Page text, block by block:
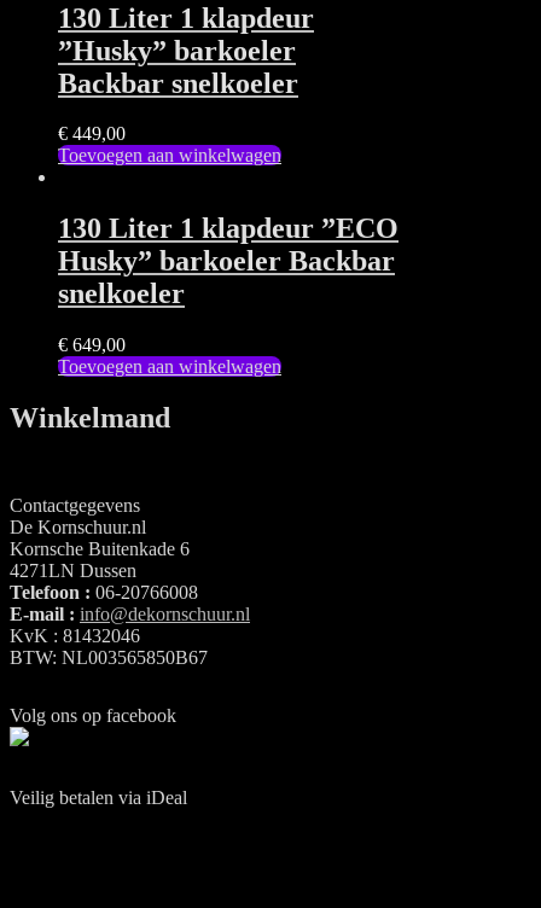
130 Liter 1 klapdeur
”Husky” barkoeler
Backbar snelkoeler
€ 449,00
Toevoegen aan winkelwagen
130 Liter 1 klapdeur ”ECO
Husky” barkoeler Backbar
snelkoeler
€ 649,00
Toevoegen aan winkelwagen
Winkelmand
Contactgegevens
De Kornschuur.nl
Kornsche Buitenkade 6
4271LN Dussen
Telefoon : 06-20766008
E-mail : info@dekornschuur.nl
KvK : 81432046
BTW: NL003565850B67
Volg ons op facebook
Veilig betalen via iDeal